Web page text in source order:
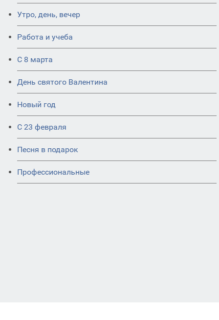
Утро, день, вечер
Работа и учеба
С 8 марта
День святого Валентина
Новый год
С 23 февраля
Песня в подарок
Профессиональные